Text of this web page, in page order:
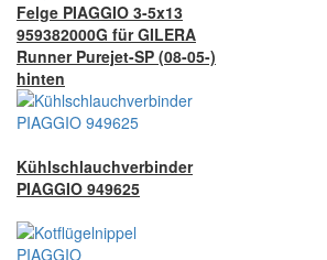
Felge PIAGGIO 3-5x13
959382000G für GILERA
Runner Purejet-SP (08-05-)
hinten
Kühlschlauchverbinder
PIAGGIO 949625